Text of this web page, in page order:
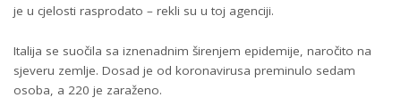
je u cjelosti rasprodato – rekli su u toj agenciji.
Italija se suočila sa iznenadnim širenjem epidemije, naročito na
sjeveru zemlje. Dosad je od koronavirusa preminulo sedam
osoba, a 220 je zaraženo.